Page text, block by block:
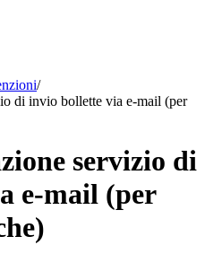
/
di invio bollette via e-mail (per
servizio di
e-mail (per